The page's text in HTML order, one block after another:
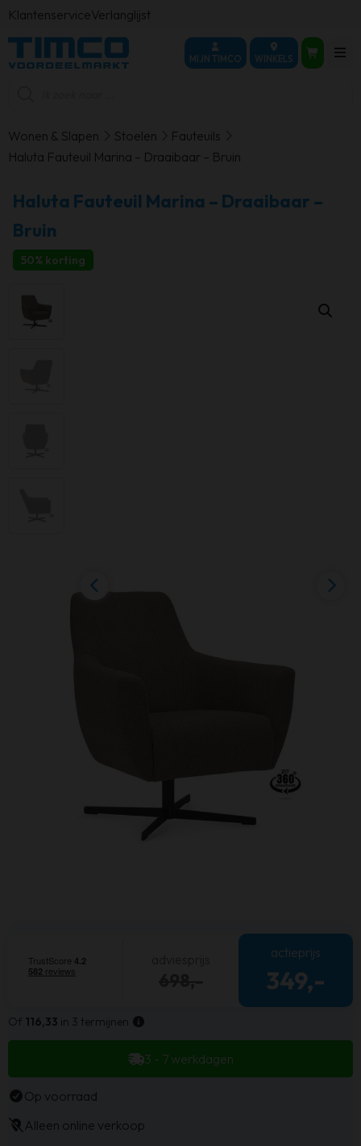
KlantenserviceVerlanglijst
MIJN TIMCO WINKELS
Wonen & Slapen Stoelen
Fauteuils
Haluta Fauteuil Marina – Draaibaar – Bruin
Haluta Fauteuil Marina – Draaibaar –
Bruin
50% korting
actieprijs
349,-
Of 116,33 in 3 termijnen
3 - 7 werkdagen
Op voorraad
Alleen online verkoop